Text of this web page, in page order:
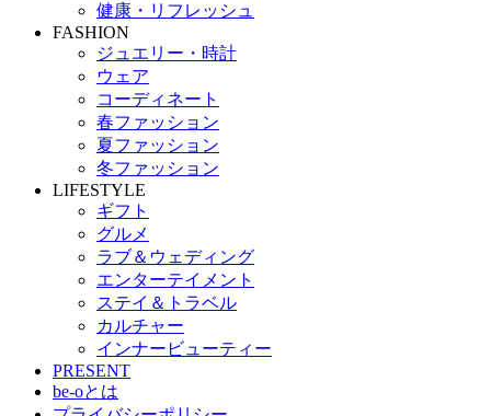
健康・リフレッシュ
FASHION
ジュエリー・時計
ウェア
コーディネート
春ファッション
夏ファッション
冬ファッション
LIFESTYLE
ギフト
グルメ
ラブ＆ウェディング
エンターテイメント
ステイ＆トラベル
カルチャー
インナービューティー
PRESENT
be-oとは